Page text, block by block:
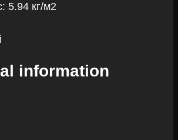
5.94 кг/м2
information